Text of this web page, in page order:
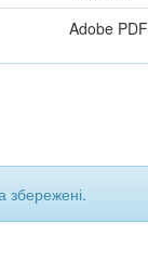
Adobe PDF
збережені.